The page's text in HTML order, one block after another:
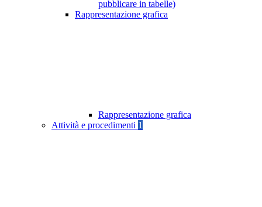
pubblicare in tabelle)
Rappresentazione grafica
Rappresentazione grafica
Attività e procedimenti 1